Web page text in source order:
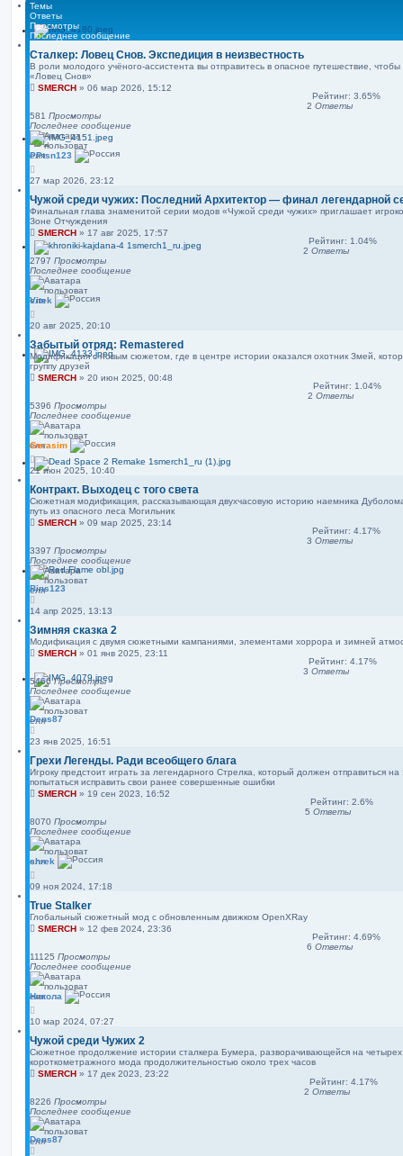
Темы
Ответы
Просмотры
Последнее сообщение
Сталкер: Ловец Снов. Экспедиция в неизвестность
В роли молодого учёного‑ассистента вы отправитесь в опасное путешествие,
«Ловец Снов»
SMERCH » 06 мар 2026, 15:12
Рейтинг: 3.65%
2 Ответы
581 Просмотры
Последнее сообщение
PPtsn123
27 мар 2026, 23:12
Чужой среди чужих: Последний Архитектор — финал легендарной
Финальная глава знаменитой серии модов «Чужой среди чужих» приглашает
Зоне Отчуждения
SMERCH » 17 авг 2025, 17:57
Рейтинг: 1.04%
2 Ответы
2797 Просмотры
Последнее сообщение
Vitek
20 авг 2025, 20:10
Забытый отряд: Remastered
Модификация с новым сюжетом, где в центре истории оказался охотник Змей,
группу друзей
SMERCH » 20 июн 2025, 00:48
Рейтинг: 1.04%
2 Ответы
5396 Просмотры
Последнее сообщение
Gerasim
21 июн 2025, 10:40
Контракт. Выходец с того света
Сюжетная модификация, рассказывающая двухчасовую историю наемника
путь из опасного леса Могильник
SMERCH » 09 мар 2025, 23:14
Рейтинг: 4.17%
3 Ответы
3397 Просмотры
Последнее сообщение
Bins123
14 апр 2025, 13:13
Зимняя сказка 2
Модификация с двумя сюжетными кампаниями, элементами хоррора и зимней
SMERCH » 01 янв 2025, 23:11
Рейтинг: 4.17%
3 Ответы
5466Просмотры
Последнее сообщение
Dens87
23 янв 2025, 16:51
Грехи Легенды. Ради всеобщего блага
Игроку предстоит играть за легендарного Стрелка, который должен отправиться
попытаться исправить свои ранее совершенные ошибки
SMERCH » 19 сен 2023, 16:52
Рейтинг: 2.6%
5 Ответы
8070 Просмотры
Последнее сообщение
shrek
09 ноя 2024, 17:18
True Stalker
Глобальный сюжетный мод с обновленным движком OpenXRay
SMERCH » 12 фев 2024, 23:36
Рейтинг: 4.69%
6 Ответы
11125 Просмотры
Последнее сообщение
Никола
10 мар 2024, 07:27
Чужой среди Чужих 2
Сюжетное продолжение истории сталкера Бумера, разворачивающейся на
короткометражного мода продолжительностью около трех часов
SMERCH » 17 дек 2023, 23:22
Рейтинг: 4.17%
2 Ответы
8226 Просмотры
Последнее сообщение
Dens87